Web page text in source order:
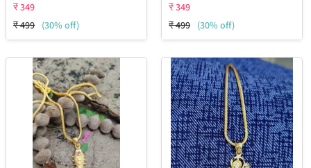
₹349
₹499 (30% off)
₹349
₹499 (30% off)